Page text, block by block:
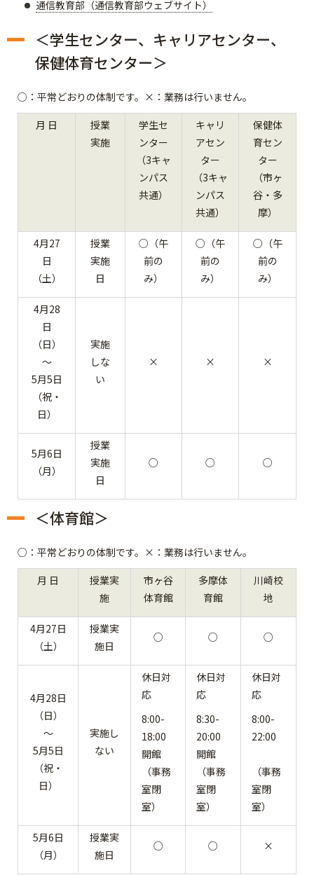
通信教育部（通信教育部ウェブサイト）
＜学生センター、キャリアセンター、
保健体育センター＞
○：平常どおりの体制です。×：業務は行いません。
月 日
授業
実施
学生セ
ンター
（3キャ
ンパス
共通）
キャリ
アセン
ター
（3キャ
ンパス
共通）
保健体
育セン
ター
（市ヶ
谷・多
摩）
4月27
日
（土）
授業
実施
日
○（午
前の
み）
○（午
前の
み）
○（午
前の
み）
4月28
日
（日）
～
5月5日
（祝・
日）
実施
しな
い
× × ×
5月6日
（月）
授業
実施
日
○ ○ ○
＜体育館＞
○：平常どおりの体制です。×：業務は行いません。
月 日
授業実
施
市ヶ谷
体育館
多摩体
育館
川崎校
地
4月27日
（土）
授業実
施日
○ ○ ○
4月28日
（日）
～
5月5日
（祝・
日）
実施し
ない
休日対
応
8:00-
18:00
開館
（事務
室閉
室）
休日対
応
8:30-
20:00
開館
（事務
室閉
室）
休日対
応
8:00-
22:00
（事務
室閉
室）
5月6日
（月）
授業実
施日
○ ○ ×